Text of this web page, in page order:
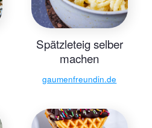
Spätzleteig selber
machen
gaumenfreundin.de